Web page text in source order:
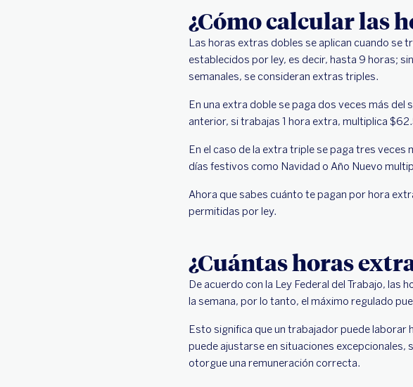
¿Cómo calcular las
Las horas extras dobles se aplican cuando se
establecidos por ley, es decir, hasta 9 horas;
semanales, se consideran extras triples.
En una extra doble se paga dos veces más
anterior, si trabajas 1 hora extra, multiplica
En el caso de la extra triple se paga tres
días festivos como Navidad o Año Nuevo
Ahora que sabes cuánto te pagan por hora
permitidas por ley.
¿Cuántas horas
De acuerdo con la Ley Federal del Trabajo, las
la semana, por lo tanto, el máximo regulado
Esto significa que un trabajador puede laborar
puede ajustarse en situaciones excepcionales,
otorgue una remuneración correcta.